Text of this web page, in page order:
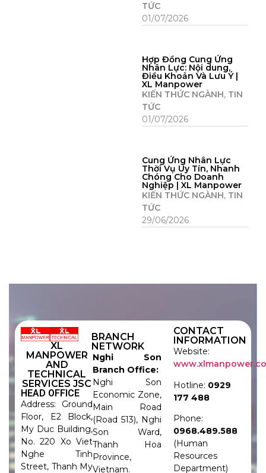
TỨC
01/07/2026
Hợp Đồng Cung Ứng
Nhân Lực: Nội dung,
Điều Khoản Và Lưu Ý |
XL Manpower
KIẾN THỨC NGÀNH, TIN
TỨC
01/07/2026
Cung Ứng Nhân Lực
Thời Vụ Uy Tín, Nhanh
Chóng Cho Doanh
Nghiệp | XL Manpower
KIẾN THỨC NGÀNH, TIN
TỨC
29/06/2026
XL
MANPOWER
AND
TECHNICAL
SERVICES JSC
HEAD OFFICE
Address: Ground
Floor, E2 Block,
My Duc Building,
No. 220 Xo Viet
Nghe Tinh
Street, Thanh My
BRANCH
NETWORK
Nghi Son
Branch Office:
Nghi Son
Economic Zone,
Main Road
(Road 513), Nghi
Son Ward,
Thanh Hoa
Province,
Vietnam.
CONTACT
INFORMATION
Website:
Hotline: 0929
177 488
Phone:
0968.489.588
(Human
Resources
Department)